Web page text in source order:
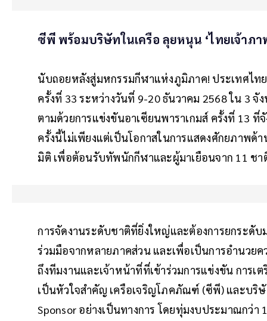
ซีพี พร้อมบริษัทในเครือ ลุยหนุน ‘ไทยเจ้าภา
นับถอยหลังสู่มหกรรมกีฬาแห่งภูมิภาค! ประเทศไท
ครั้งที่ 33 ระหว่างวันที่ 9-20 ธันวาคม 2568 ใน 3
ตามด้วยการแข่งขันอาเซียนพาราเกมส์ ครั้งที่ 13
ครั้งนี้ไม่เพียงแต่เป็นโอกาสในการแสดงศักยภาพ
มิติ เพื่อต้อนรับทัพนักกีฬาและผู้มาเยือนจาก 11 ชา
การจัดงานระดับชาติที่ยิ่งใหญ่และต้องการยกระดั
ร่วมมือจากหลายภาคส่วน และเพื่อเป็นการอำนวย
ถึงทีมงานและเจ้าหน้าที่ที่เข้าร่วมการแข่งขัน การ
เป็นหัวใจสำคัญ เครือเจริญโภคภัณฑ์ (ซีพี) และบริ
Sponsor อย่างเป็นทางการ โดยทุ่มงบประมาณกว่